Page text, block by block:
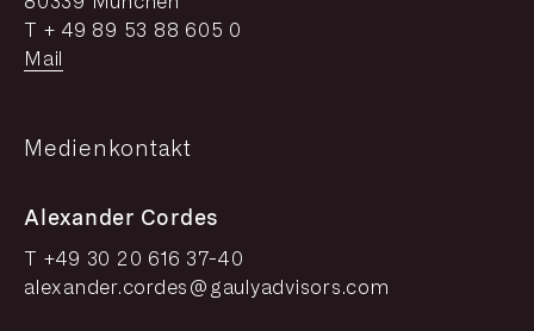
T + 49 89 53 88 605 0
Mail
Medienkontakt
Alexander Cordes
T +49 30 20 616 37-40
alexander.cordes@gaulyadvisors.com